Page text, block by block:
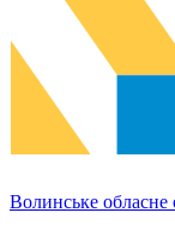
Волинське обласне